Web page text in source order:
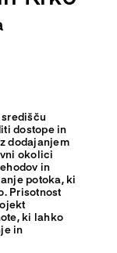
dostope in
dodajanjem
okolici
in
potoka, ki
Prisotnost
ki lahko
in